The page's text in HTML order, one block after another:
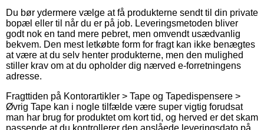
Du bør ydermere vælge at få produkterne sendt til din private
bopæl eller til når du er på job. Leveringsmetoden bliver
godt nok en tand mere pebret, men omvendt usædvanlig
bekvem. Den mest letkøbte form for fragt kan ikke benægtes
at være at du selv henter produkterne, men den mulighed
stiller krav om at du opholder dig nærved e-forretningens
adresse.
Fragttiden på Kontorartikler > Tape og Tapedispensere >
Øvrig Tape kan i nogle tilfælde være super vigtig forudsat
man har brug for produktet om kort tid, og herved er det skam
passende at du kontrollerer den anslåede leveringsdato på